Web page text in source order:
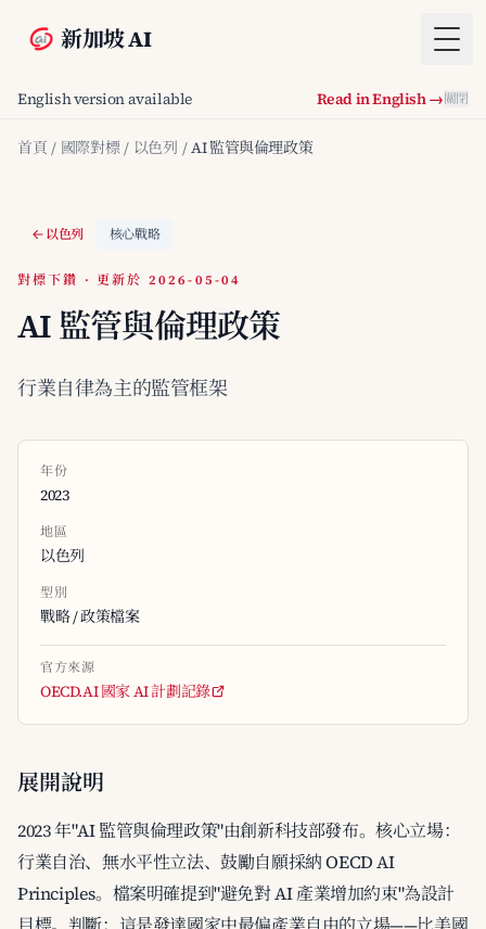
新加坡 AI
English version available Read in English →關閉
首頁 / 國際對標 / 以色列 / AI 監管與倫理政策
以色列 核心戰略
對標下鑽 · 更新於 2026-05-04
AI 監管與倫理政策
行業自律為主的監管框架
年份
2023
地區
以色列
型別
戰略 / 政策檔案
官方來源
OECD.AI 國家 AI 計劃記錄
展開說明
2023 年"AI 監管與倫理政策"由創新科技部發布。核心立場：
行業自治、無水平性立法、鼓勵自願採納 OECD AI
Principles。檔案明確提到"避免對 AI 產業增加約束"為設計